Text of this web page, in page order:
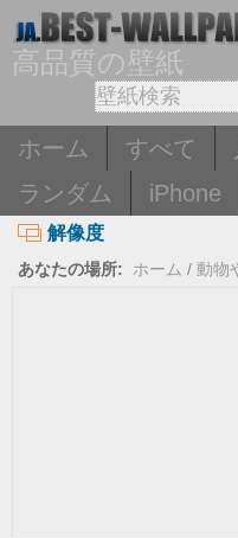
高品質の壁紙
ホーム すべて
ランダム
iPhone
解像度
あなたの場所: ホーム / 動物